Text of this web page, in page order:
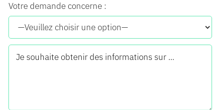
Votre demande concerne :